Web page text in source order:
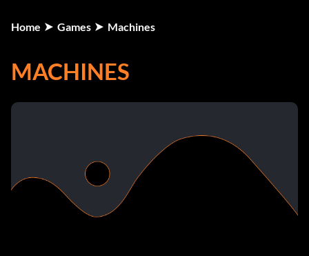
Home Games Machines
MACHINES